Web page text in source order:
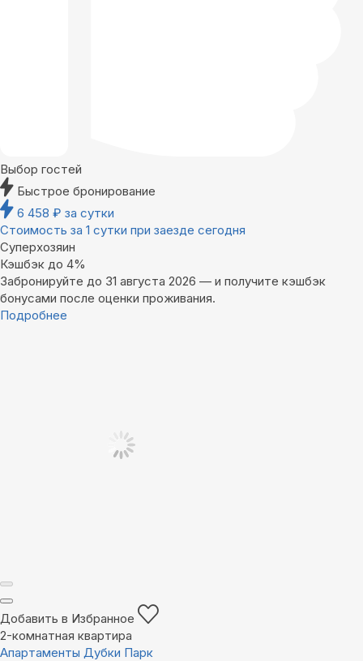
Выбор гостей
Быстрое бронирование
6 458 ₽ за сутки
Стоимость за 1 сутки при заезде сегодня
Суперхозяин
Кэшбэк до 4%
Забронируйте до 31 августа 2026 — и получите кэшбэк
бонусами после оценки проживания.
Подробнее
Добавить в Избранное
2-комнатная квартира
Апартаменты Дубки Парк